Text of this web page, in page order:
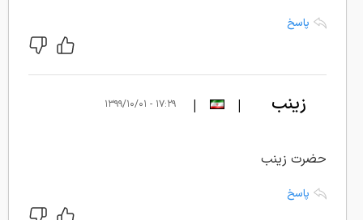
پاسخ
زینب |
| ۱۷:۲۹ - ۱۳۹۹/۱۰/۰۱
حضرت زینب
پاسخ